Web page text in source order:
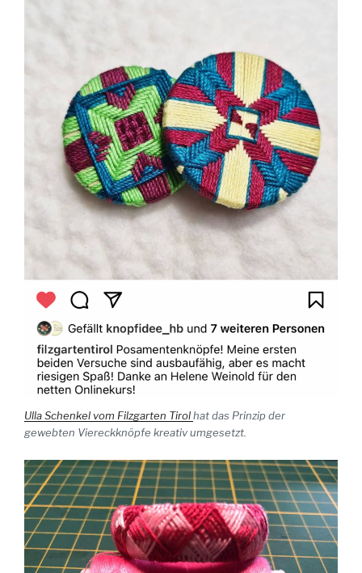
Ulla Schenkel vom Filzgarten Tirolhat das Prinzip der
gewebten Viereckknöpfe kreativ umgesetzt.